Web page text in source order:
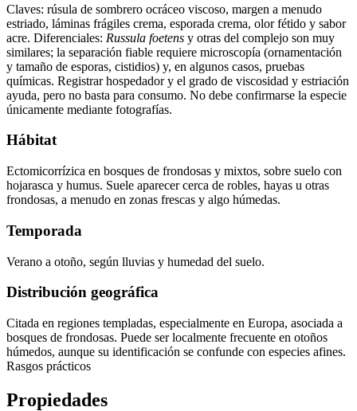
Claves: rúsula de sombrero ocráceo viscoso, margen a menudo
estriado, láminas frágiles crema, esporada crema, olor fétido y sabor
acre. Diferenciales: Russula foetens y otras del complejo son muy
similares; la separación fiable requiere microscopía (ornamentación
y tamaño de esporas, cistidios) y, en algunos casos, pruebas
químicas. Registrar hospedador y el grado de viscosidad y estriación
ayuda, pero no basta para consumo. No debe confirmarse la especie
únicamente mediante fotografías.
Hábitat
Ectomicorrízica en bosques de frondosas y mixtos, sobre suelo con
hojarasca y humus. Suele aparecer cerca de robles, hayas u otras
frondosas, a menudo en zonas frescas y algo húmedas.
Temporada
Verano a otoño, según lluvias y humedad del suelo.
Distribución geográfica
Citada en regiones templadas, especialmente en Europa, asociada a
bosques de frondosas. Puede ser localmente frecuente en otoños
húmedos, aunque su identificación se confunde con especies afines.
Rasgos prácticos
Propiedades